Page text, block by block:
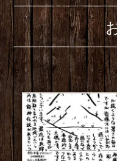
2026/08 /01